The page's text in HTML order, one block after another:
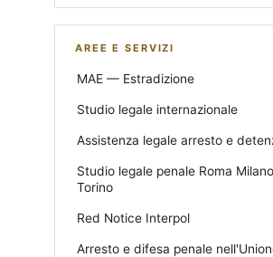
AREE E SERVIZI
MAE — Estradizione
Studio legale internazionale
Assistenza legale arresto e
Studio legale penale Roma
Torino
Red Notice Interpol
Arresto e difesa penale